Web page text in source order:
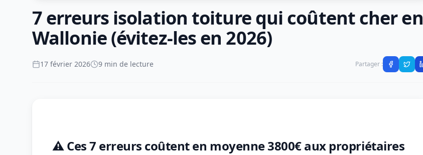
7 erreurs isolation toiture qui coûtent cher en
Wallonie (évitez-les en 2026)
17 février 2026 9 min de lecture Partager :
⚠️ Ces 7 erreurs coûtent en moyenne 3800€ aux propriétaires